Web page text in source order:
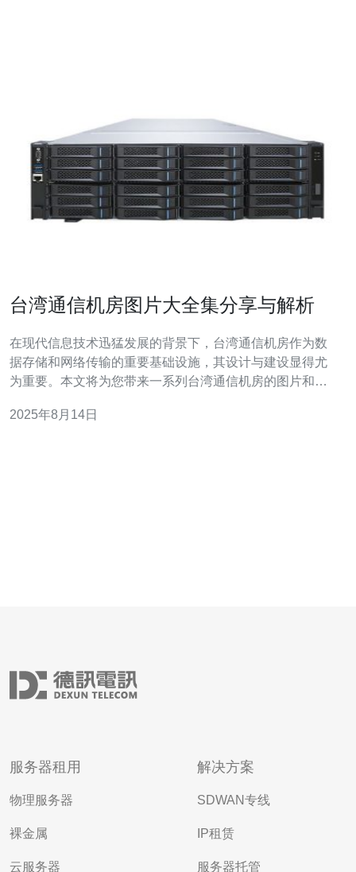
台湾通信机房图片大全集分享与解析
在现代信息技术迅猛发展的背景下，台湾通信机房作为数
据存储和网络传输的重要基础设施，其设计与建设显得尤
为重要。本文将为您带来一系列台湾通信机房的图片和详
的、什么样的设备是最便宜的，同时也探讨最适合的服务
2025年8月14日
服务器租用
物理服务器
裸金属
云服务器
解决方案
SDWAN专线
IP租赁
服务器托管